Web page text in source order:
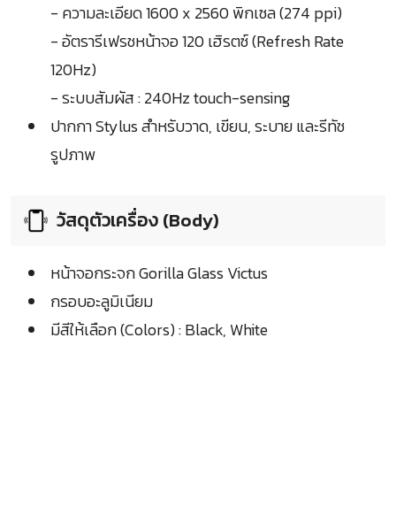
- ความละเอียด 1600 x 2560 พิกเซล (274 ppi)
- อัตรารีเฟรชหน้าจอ 120 เฮิรตซ์ (Refresh Rate
120Hz)
- ระบบสัมผัส : 240Hz touch-sensing
ปากกา Stylus สำหรับวาด, เขียน, ระบาย และรีทัช
รูปภาพ
วัสดุตัวเครื่อง (Body)
หน้าจอกระจก Gorilla Glass Victus
กรอบอะลูมิเนียม
มีสีให้เลือก (Colors) : Black, White